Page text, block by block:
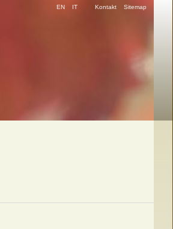
EN IT
Navigation
Kontakt Sitemap